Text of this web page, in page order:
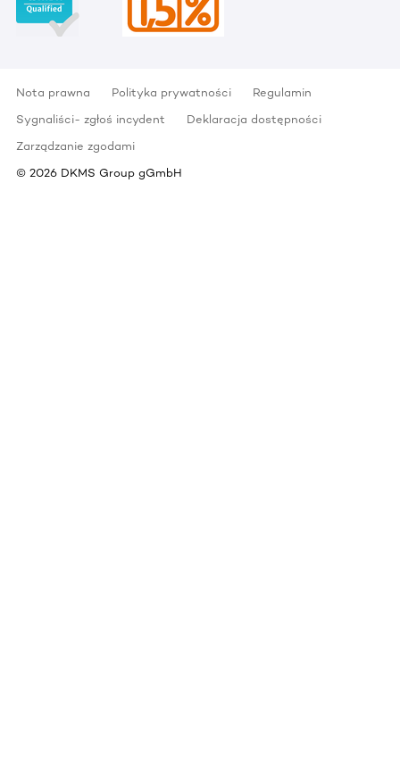
Nota prawna Polityka prywatności
Regulamin
Sygnaliści- zgłoś incydent
Deklaracja dostępności
Zarządzanie zgodami
© 2026 DKMS Group gGmbH